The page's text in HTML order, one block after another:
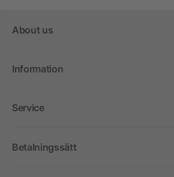
About us
Information
Service
Betalningssätt